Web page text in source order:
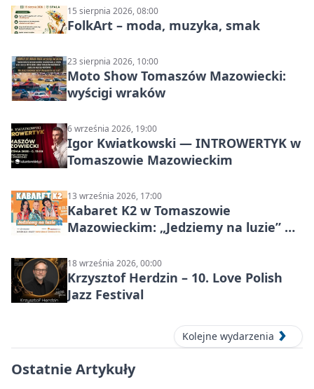
15 sierpnia 2026, 08:00
FolkArt – moda, muzyka, smak
23 sierpnia 2026, 10:00
Moto Show Tomaszów Mazowiecki:
wyścigi wraków
6 września 2026, 19:00
Igor Kwiatkowski — INTROWERTYK w
Tomaszowie Mazowieckim
13 września 2026, 17:00
Kabaret K2 w Tomaszowie
Mazowieckim: „Jedziemy na luzie” w
Społecznej
18 września 2026, 00:00
Krzysztof Herdzin – 10. Love Polish
Jazz Festival
Kolejne wydarzenia
Ostatnie Artykuły